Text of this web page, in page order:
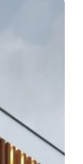
tam
oluşan
invest